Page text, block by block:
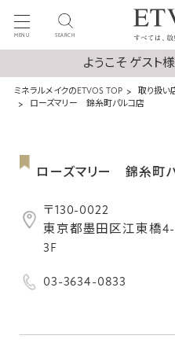
MENU SEARCH
ようこそ ゲスト
ミネラルメイクのETVOS TOP 取り扱い
ローズマリー 錦糸町パルコ店
ローズマリー 錦糸町
〒130-0022
東京都墨田区江東橋4-
3F
03-3634-0833